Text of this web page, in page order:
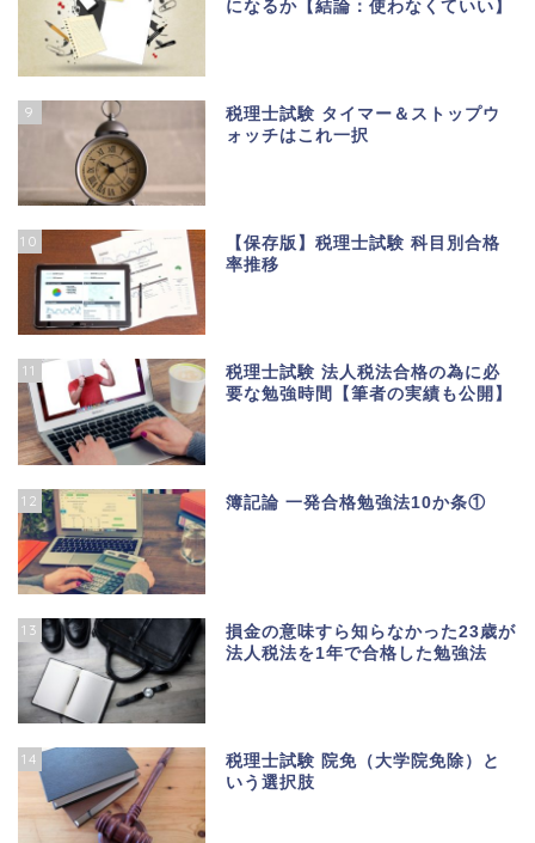
になるか【結論：使わなくていい】
9
税理士試験 タイマー＆ストップウ
ォッチはこれ一択
10
【保存版】税理士試験 科目別合格
率推移
11
税理士試験 法人税法合格の為に必
要な勉強時間【筆者の実績も公開】
12 簿記論 一発合格勉強法10か条①
13
損金の意味すら知らなかった23歳が
法人税法を1年で合格した勉強法
14
税理士試験 院免（大学院免除）と
いう選択肢